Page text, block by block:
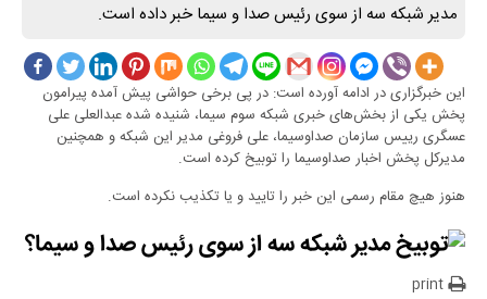
مدیر شبکه سه از سوی رئیس صدا و سیما خبر داده است.
این خبرگزاری در ادامه آورده است: در پی برخی حواشی پیش آمده پیرامون
پخش یکی از بخش‌های خبری شبکه سوم سیما، شنیده شده عبدالعلی علی
عسگری رییس سازمان صداوسیما، علی فروغی مدیر این شبکه و همچنین
مدیرکل پخش اخبار صداوسیما را توبیخ کرده است.
هنوز هیچ مقام رسمی این خبر را تایید و یا تکذیب نکرده است.
print